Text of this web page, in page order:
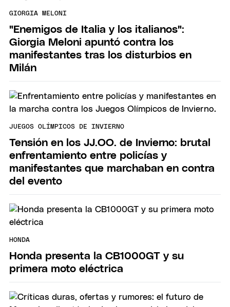
GIORGIA MELONI
"Enemigos de Italia y los italianos":
Giorgia Meloni apuntó contra los
manifestantes tras los disturbios en
Milán
JUEGOS OLÍMPICOS DE INVIERNO
Tensión en los JJ.OO. de Invierno: brutal
enfrentamiento entre policías y
manifestantes que marchaban en contra
del evento
HONDA
Honda presenta la CB1000GT y su
primera moto eléctrica